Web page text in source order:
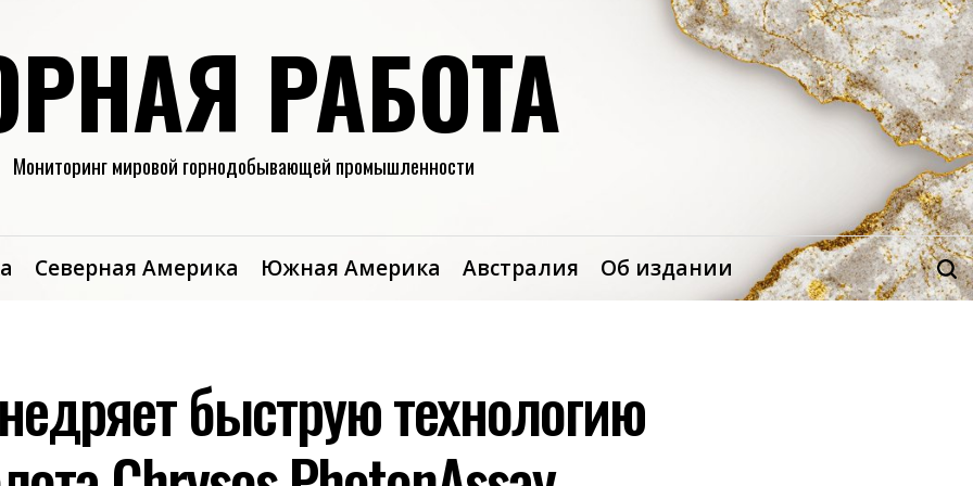
РАБОТА
Мониторинг мировой горнодобывающей промышленности
Северная Америка Южная Америка Австралия Об издании
быструю технологию